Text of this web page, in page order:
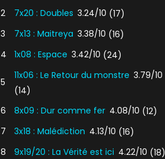
2
7x20 : Doubles 3.24/10 (17)
3
7x13 : Maitreya 3.38/10 (16)
4
1x08 : Espace 3.42/10 (24)
5
11x06 : Le Retour du monstre 3.79/10
(14)
6
8x09 : Dur comme fer 4.08/10 (12)
7
3x18 : Malédiction 4.13/10 (16)
8
9x19/20 : La Vérité est ici 4.22/10 (18)